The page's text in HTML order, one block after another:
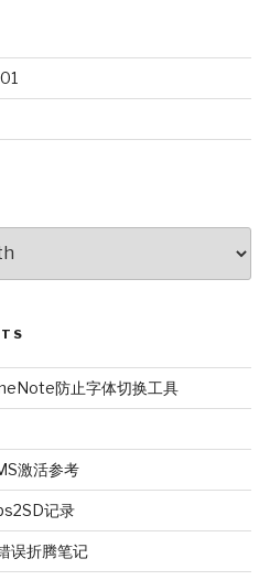
防止字体切换工具
激活参考
记录
误折腾笔记